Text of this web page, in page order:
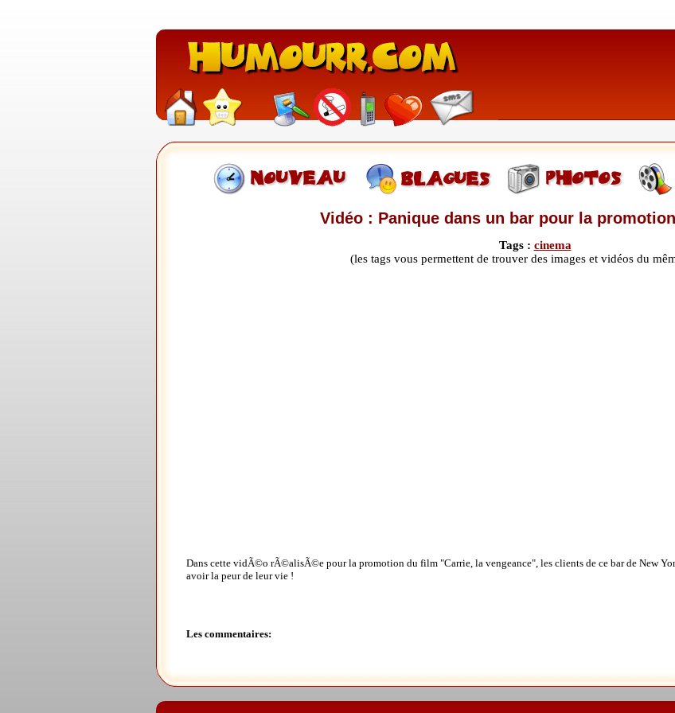
Vidéo : Panique dans un bar pour la
Tags : cinema
(les tags vous permettent de trouver des images et vidéos du
Dans cette vidÃ©o rÃ©alisÃ©e pour la promotion du film "Carrie, la vengeance", les clients de ce bar de New
avoir la peur de leur vie !
Les commentaires: